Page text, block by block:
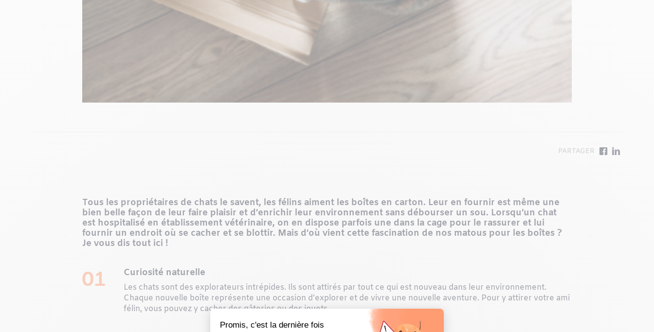
Tous les propriétaires de chats le savent, les félins aiment les boîtes en carton. Leur en fournir est même une
bien belle façon de leur faire plaisir et d’enrichir leur environnement sans débourser un sou. Lorsqu’un chat
est hospitalisé en établissement vétérinaire, on en dispose parfois une dans la cage pour le rassurer et lui
fournir un endroit où se cacher et se blottir. Mais d’où vient cette fascination de nos matous pour les boîtes ?
Je vous dis tout ici !
01 Curiosité naturelle
Les chats sont des explorateurs intrépides. Ils sont attirés par tout ce qui est nouveau dans leur environnement.
Chaque nouvelle boîte représente une occasion d’explorer et de vivre une nouvelle aventure. Pour y attirer votre ami
félin, vous pouvez y cacher des gâteries ou des jouets.